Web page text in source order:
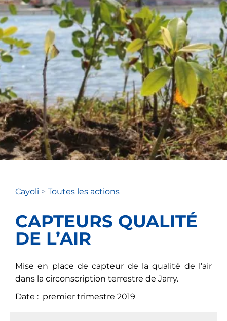
Cayoli > Toutes les actions
CAPTEURS QUALITÉ
DE L’AIR
Mise en place de capteur de la qualité de l’air
dans la circonscription terrestre de Jarry.
Date : premier trimestre 2019